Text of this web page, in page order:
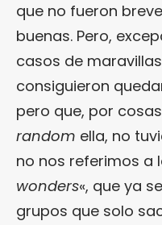
que no fueron
buenas. Pero,
casos de
consiguieron
pero que, por
random ella, no
no nos referimos a
wonders«, que ya
grupos que solo